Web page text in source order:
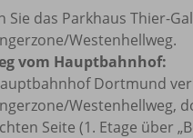
Sie das Parkhaus Thier-
Westenhellweg.
vom Hauptbahnhof:
Dortmund
Westenhellweg,
Seite (1. Etage über